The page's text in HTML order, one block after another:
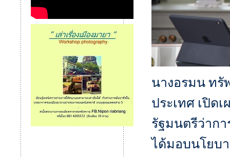
นางอรมน ทรั
ประเทศ เปิด
รัฐมนตรีว่าก
ได้มอบนโยบ